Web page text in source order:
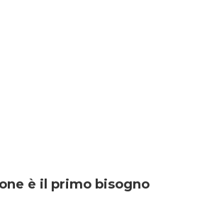
è il primo bisogno